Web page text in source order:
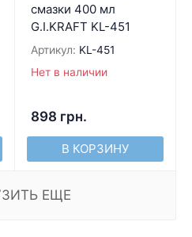
смазки 400 мл
G.I.KRAFT KL-451
Артикул: KL-451
Нет в наличии
898 грн.
В КОРЗИНУ
ЕЩЕ